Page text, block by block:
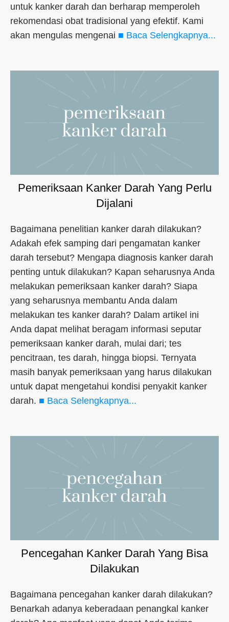
untuk kanker darah dan berharap memperoleh
rekomendasi obat tradisional yang efektif. Kami
akan mengulas mengenai ■ Baca Selengkapnya...
Pemeriksaan Kanker Darah Yang Perlu
Dijalani
Bagaimana penelitian kanker darah dilakukan?
Adakah efek samping dari pengamatan kanker
darah tersebut? Mengapa diagnosis kanker darah
penting untuk dilakukan? Kapan seharusnya Anda
melakukan pemeriksaan kanker darah? Siapa
yang seharusnya membantu Anda dalam
melakukan tes kanker darah? Dalam artikel ini
Anda dapat melihat beragam informasi seputar
pemeriksaan kanker darah, mulai dari; tes
pencitraan, tes darah, hingga biopsi. Ternyata
masih banyak pemeriksaan yang harus dilakukan
untuk dapat mengetahui kondisi penyakit kanker
darah. ■ Baca Selengkapnya...
Pencegahan Kanker Darah Yang Bisa
Dilakukan
Bagaimana pencegahan kanker darah dilakukan?
Benarkah adanya keberadaan penangkal kanker